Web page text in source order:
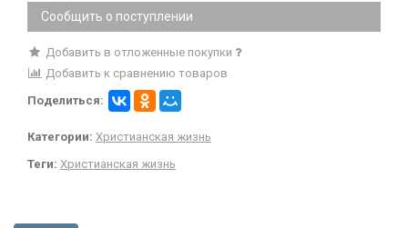
Сообщить о поступлении
Добавить в отложенные покупки
Добавить к сравнению товаров
Поделиться:
Категории: Христианская жизнь
Теги: Христианская жизнь